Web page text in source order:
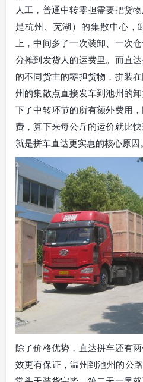
人工，普通中转零担需要把货
是杭州、芜湖）的集散中心，
上，中间多了一次装卸、一次
分摊到发货人的运费里。而直
的不同货主的零担货物，拼装
州的集散点直接发车到池州的
下了中转环节的所有额外费用
费，算下来每公斤的运价就比
就是拼车直达更实惠的核心原因。
除了价格优势，直达拼车还有
效更有保证，温州到池州的公